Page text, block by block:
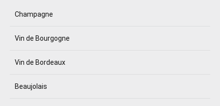
Champagne
Vin de Bourgogne
Vin de Bordeaux
Beaujolais